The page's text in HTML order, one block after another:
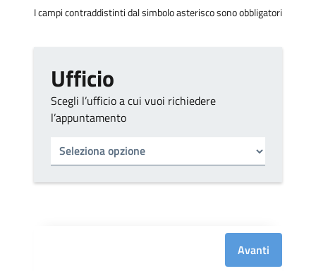
I campi contraddistinti dal simbolo asterisco sono obbligatori
Ufficio
Scegli l’ufficio a cui vuoi richiedere
l’appuntamento
Tipo di ufficio
Avanti